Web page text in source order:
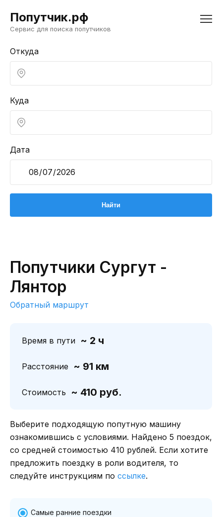
Попутчик.рф
Сервис для поиска попутчиков
Откуда
Куда
Дата
Попутчики Сургут -
Лянтор
Обратный маршрут
Время в пути ~ 2 ч
Расстояние ~ 91 км
Стоимость ~ 410 руб.
Выберите подходящую попутную машину
ознакомившись с условиями. Найдено 5 поездок,
со средней стоимостью 410 рублей. Если хотите
предложить поездку в роли водителя, то
следуйте инструкциям по ссылке.
Самые ранние поездки